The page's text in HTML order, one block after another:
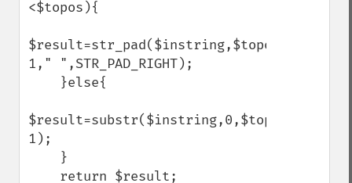
<$topos){
$result=str_pad($instring,$topos-
1," ",STR_PAD_RIGHT);
$result=substr($instring,0,$topos-
1);